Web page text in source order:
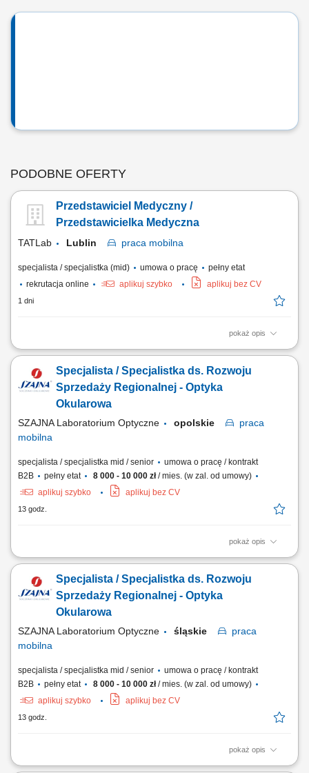
PODOBNE OFERTY
Przedstawiciel Medyczny /
Przedstawicielka Medyczna
TATLab Lublin praca mobilna
specjalista / specjalistka (mid) umowa o pracę
pełny etat
rekrutacja online
aplikuj szybko aplikuj bez CV
1 dni
pokaż opis
Na czym polega praca: Osoba na tym stanowisku wspiera istniejącą i
portfolio firmy. Twój zakres obowiązków: Aktywne pozyskiwanie nowych
klientów oraz sprzedaż systemów diagnostycznych marek Roche,
Randox, Nihon Kohden....
Specjalista / Specjalistka ds. Rozwoju
Sprzedaży Regionalnej - Optyka
Okularowa
SZAJNA Laboratorium Optyczne opolskie
praca
mobilna
specjalista / specjalistka mid / senior
umowa o pracę / kontrakt
B2B
pełny etat 8 000 - 10 000 zł/ mies. (w zal. od umowy)
aplikuj szybko
aplikuj bez CV
13 godz.
pokaż opis
Opis stanowiska Kompleksowa opieka nad obecną siecią partnerów
punktów handlowych. Dbanie o stałą realizację planów sprzedażowych
w oparciu o zatwierdzony budżet roczny. Wdrażanie lokalnych strategii
rynkowych zmierzających...
Specjalista / Specjalistka ds. Rozwoju
Sprzedaży Regionalnej - Optyka
Okularowa
SZAJNA Laboratorium Optyczne śląskie
praca
mobilna
specjalista / specjalistka mid / senior
umowa o pracę / kontrakt
B2B
pełny etat 8 000 - 10 000 zł/ mies. (w zal. od umowy)
aplikuj szybko
aplikuj bez CV
13 godz.
pokaż opis
Opis stanowiska Kompleksowa opieka nad obecną siecią partnerów